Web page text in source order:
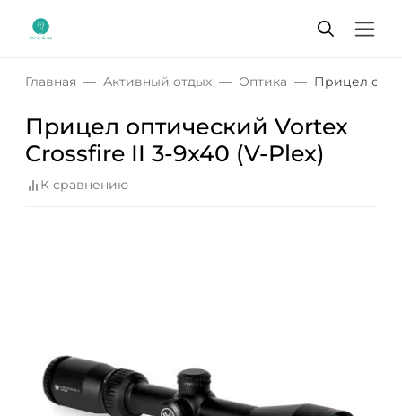
Главная Активный отдых Оптика Прицел
Прицел оптический Vortex
Crossfire II 3-9x40 (V-Plex)
К сравнению